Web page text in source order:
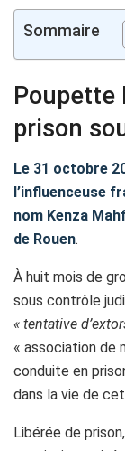
Sommaire
Poupette
prison
Le 31 octobre
l’influenceuse
nom Kenza
de Rouen.
À huit mois de
sous contrôle
« tentative
« association de
conduite en
dans la vie de
Libérée de